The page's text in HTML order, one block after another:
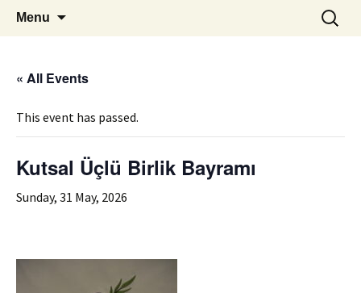
SkipILC
Menu
Search
for:
« All Events
This event has passed.
Kutsal Üçlü Birlik Bayramı
Sunday, 31 May, 2026